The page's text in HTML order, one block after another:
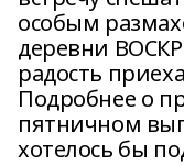
особым
деревни
радость
Подробнее о
пятничном
хотелось бы